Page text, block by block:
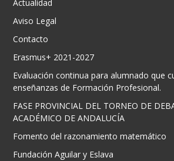
Actualidad
Aviso Legal
Contacto
Erasmus+ 2021-2027
Evaluación continua para alumnado que
enseñanzas de Formación Profesional.
FASE PROVINCIAL DEL TORNEO DE
ACADÉMICO DE ANDALUCÍA
Fomento del razonamiento matemático
Fundación Aguilar y Eslava